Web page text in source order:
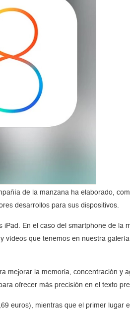
de la manzana ha elaborado,
desarrollos para sus dispositivos.
En el caso del smartphone de la
vídeos que tenemos en nuestra
mejorar la memoria, concentración y
ofrecer más precisión en el texto
euros), mientras que el primer lugar